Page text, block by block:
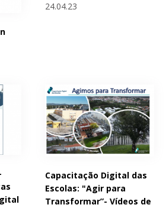
24.04.23
Capacitação Digital das
Escolas: "Agir para
Transformar”- Vídeos de